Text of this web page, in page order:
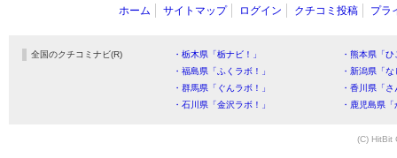
ホーム サイトマップ ログイン クチコミ投稿 プラ
全国のクチコミナビ(R) ・栃木県「栃ナビ！」
・熊本県「
・福島県「ふくラボ！」
・新潟県「
・群馬県「ぐんラボ！」
・香川県「
・石川県「金沢ラボ！」
・鹿児島県
(C) HitBit